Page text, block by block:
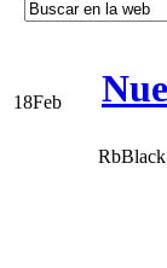
18Feb
RbBlack